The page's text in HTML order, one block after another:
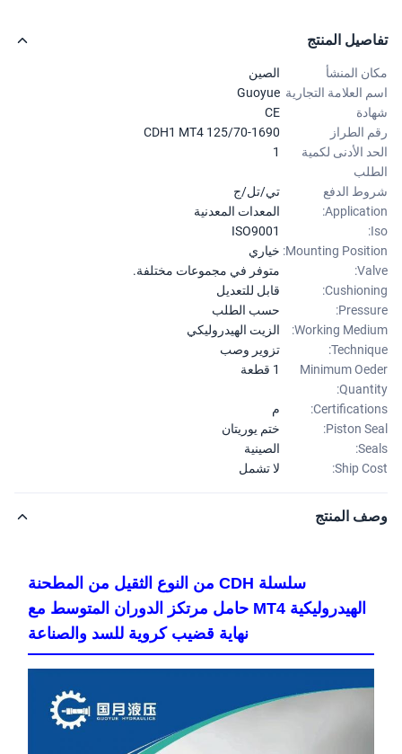
المنتج
المنشأ
الصين
العلامة التجارية Guoyue
الطراز
CDH1 MT4 125/70-1690
الأدنى لكمية
1
الدفع
تي/تل/ج
المعدات المعدنية
ISO9001
Mounting خياري
متوفر في مجموعات مختلفة.
قابل للتعديل
حسب الطلب
Working
الزيت الهيدروليكي
تزوير وصب
Minimum
1 قطعة
Piston
ختم يوريتان
الصينية
Ship
لا تشمل
المنتج
سلسلة CDH من النوع الثقيل من المطحنة
الهيدروليكية MT4 حامل مرتكز الدوران المتوسط ​​مع
نهاية قضيب كروية للسد والصناعة